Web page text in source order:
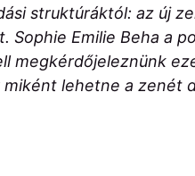
struktúráktól: az új
Emilie Beha a
megkérdőjeleznünk
lehetne a zenét